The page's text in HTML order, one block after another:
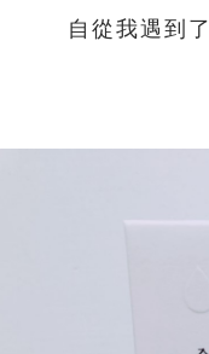
自從我遇到了